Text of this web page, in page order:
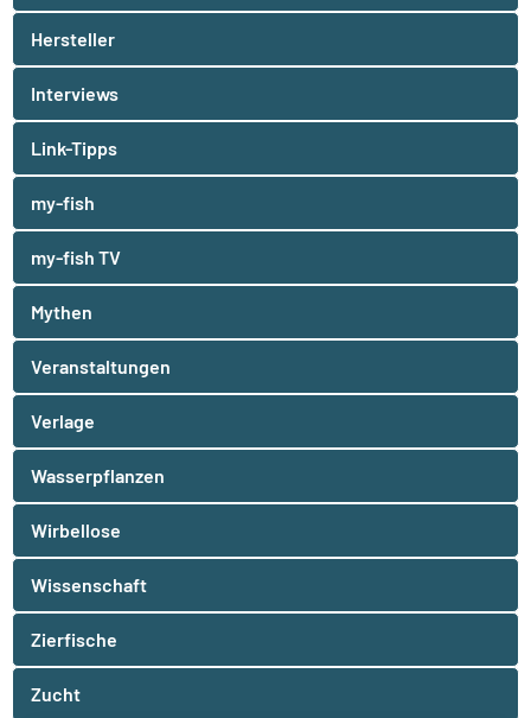
Hersteller
Interviews
Link-Tipps
my-fish
my-fish TV
Mythen
Veranstaltungen
Verlage
Wasserpflanzen
Wirbellose
Wissenschaft
Zierfische
Zucht